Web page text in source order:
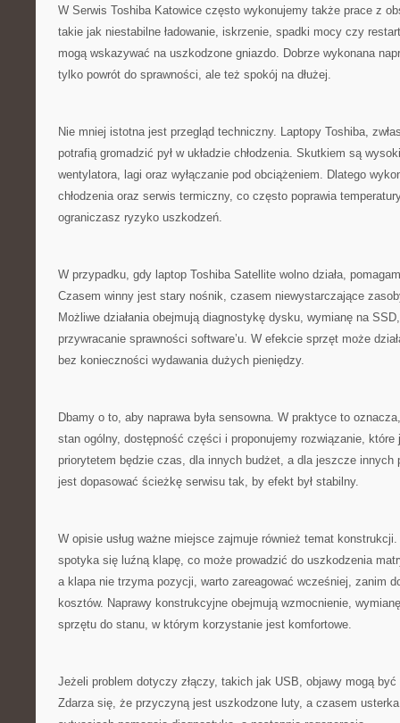
W Serwis Toshiba Katowice często wykonujemy także prace z
takie jak niestabilne ładowanie, iskrzenie, spadki mocy czy
mogą wskazywać na uszkodzone gniazdo. Dobrze wykonana
tylko powrót do sprawności, ale też spokój na dłużej.
Nie mniej istotna jest przegląd techniczny. Laptopy Toshiba,
potrafią gromadzić pył w układzie chłodzenia. Skutkiem są
wentylatora, lagi oraz wyłączanie pod obciążeniem. Dlatego
chłodzenia oraz serwis termiczny, co często poprawia
ograniczasz ryzyko uszkodzeń.
W przypadku, gdy laptop Toshiba Satellite wolno działa,
Czasem winny jest stary nośnik, czasem niewystarczające
Możliwe działania obejmują diagnostykę dysku, wymianę na
przywracanie sprawności software’u. W efekcie sprzęt może
bez konieczności wydawania dużych pieniędzy.
Dbamy o to, aby naprawa była sensowna. W praktyce to
stan ogólny, dostępność części i proponujemy rozwiązanie, które
priorytetem będzie czas, dla innych budżet, a dla jeszcze innych
jest dopasować ścieżkę serwisu tak, by efekt był stabilny.
W opisie usług ważne miejsce zajmuje również temat
spotyka się luźną klapę, co może prowadzić do uszkodzenia
a klapa nie trzyma pozycji, warto zareagować wcześniej, zanim
kosztów. Naprawy konstrukcyjne obejmują wzmocnienie,
sprzętu do stanu, w którym korzystanie jest komfortowe.
Jeżeli problem dotyczy złączy, takich jak USB, objawy mogą być
Zdarza się, że przyczyną jest uszkodzone luty, a czasem